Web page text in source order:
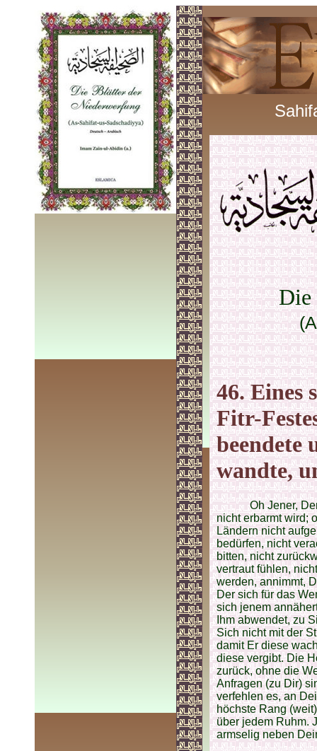
Die
46. Eines
Fitr-
beendete
wandte,
Oh Jener,
nicht erbarmt wird;
Ländern nicht
bedürfen, nicht
bitten, nicht
vertraut fühlen,
werden, annimmt,
Der sich für das
sich jenem
Ihm abwendet, zu
Sich nicht mit der
damit Er diese
diese vergibt. Die
zurück, ohne die
Anfragen (zu Dir)
verfehlen es, an
höchste Rang
über jedem Ruhm.
armselig neben